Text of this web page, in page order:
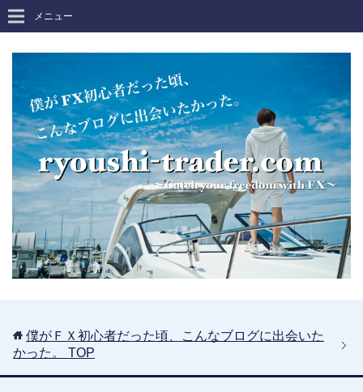
メニュー
僕がＦＸ初心者だった頃、こんなブログに出会いた
かった。
TOP